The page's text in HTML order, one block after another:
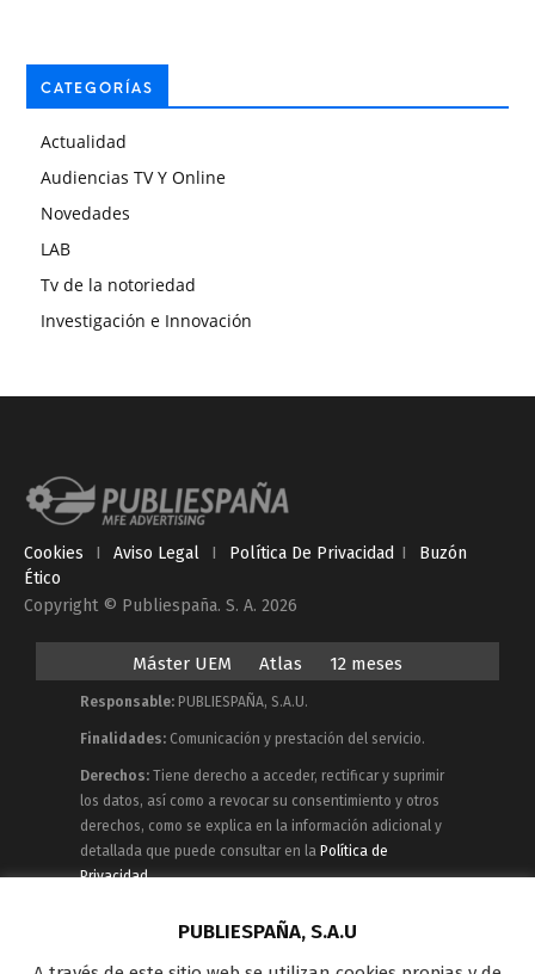
CATEGORÍAS
Actualidad
Audiencias TV Y Online
Novedades
LAB
Tv de la notoriedad
Investigación e Innovación
Cookies I Aviso Legal I Política De Privacidad I
Buzón
Ético
Copyright © Publiespaña. S. A. 2026
Máster UEM Atlas 12 meses
Responsable: PUBLIESPAÑA, S.A.U.
Finalidades: Comunicación y prestación del servicio.
Derechos: Tiene derecho a acceder, rectificar y suprimir
los datos, así como a revocar su consentimiento y otros
derechos, como se explica en la información adicional y
detallada que puede consultar en laPolítica de
Privacidad
Publiespaña es empresa de Mediaset España
PUBLIESPAÑA, S.A.U